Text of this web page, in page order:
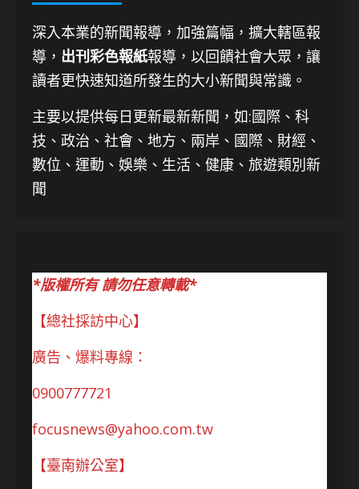
深入本業的新聞報導，加強篇幅，擴大轄區報
導， 出刊彩色報紙報導，以回饋社會大眾，讓
讀者更快速知道所發生的大小新聞與常識。
主要以提供每日更新最新新聞 ，如:國際、科
技、 政治、社會、地方、兩岸、國際、財經、
數位、運動、娛樂、生活、健康、旅遊類別新
聞
*版權所有 請勿任意轉載*
【總社採訪中心】
廣告、爆料專線：
0900777721
focusnews@yahoo.com.tw
【臺南辦公室】